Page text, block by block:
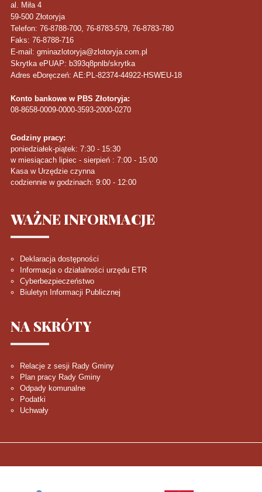
al. Miła 4
59-500 Złotoryja
Telefon: 76-8788-700, 76-8783-579, 76-8783-780
Faks: 76-8788-716
E-mail: gminazlotoryja@zlotoryja.com.pl
Skrytka ePUAP: b393q8pnlb/skrytka
Adres eDoręczeń: AE:PL-82374-44922-HSWEU-18
Konto bankowe w PBS Złotoryja:
08-8658-0009-0000-3593-2000-0270
Godziny pracy:
poniedziałek-piątek: 7:30 - 15:30
w miesiącach lipiec - sierpień : 7:00 - 15:00
Kasa w Urzędzie czynna
codziennie w godzinach: 9:00 - 12:00
WAŻNEINFORMACJE
Deklaracja dostępności
Informacja o działalności urzędu ETR
Cyberbezpieczeństwo
Biuletyn Informacji Publicznej
NA SKRÓTY
Relacje z sesji Rady Gminy
Plan pracy Rady Gminy
Odpady komunalne
Podatki
Uchwały